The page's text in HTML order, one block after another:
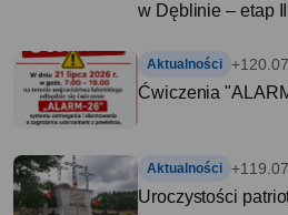
w Dęblinie – etap III
Aktualności +1
Ćwiczenia
Aktualności +1
Uroczystości